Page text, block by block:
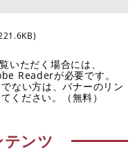
いただく場合には、
Readerが必要です。
ない方は、バナーのリン
ください。（無料）
ンツ